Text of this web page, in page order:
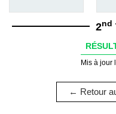
2nd
Mis à jour
← Retour